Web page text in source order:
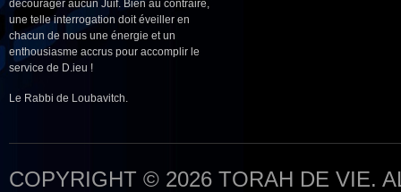
décourager aucun Juif. Bien au contraire,
une telle interrogation doit éveiller en
chacun de nous une énergie et un
enthousiasme accrus pour accomplir le
service de D.ieu !
Le Rabbi de Loubavitch.
COPYRIGHT © 2026 TORAH DE VIE.